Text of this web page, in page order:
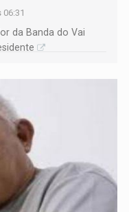
da Banda do Vai